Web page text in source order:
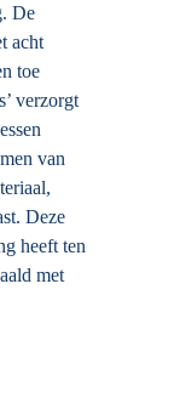
De
acht
toe
verzorgt
van
Deze
heeft ten
met